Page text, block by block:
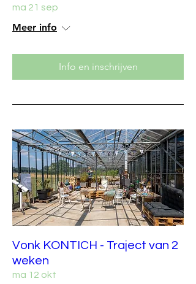
ma 21 sep
Meer info
Info en inschrijven
Vonk KONTICH - Traject van 2
weken
ma 12 okt